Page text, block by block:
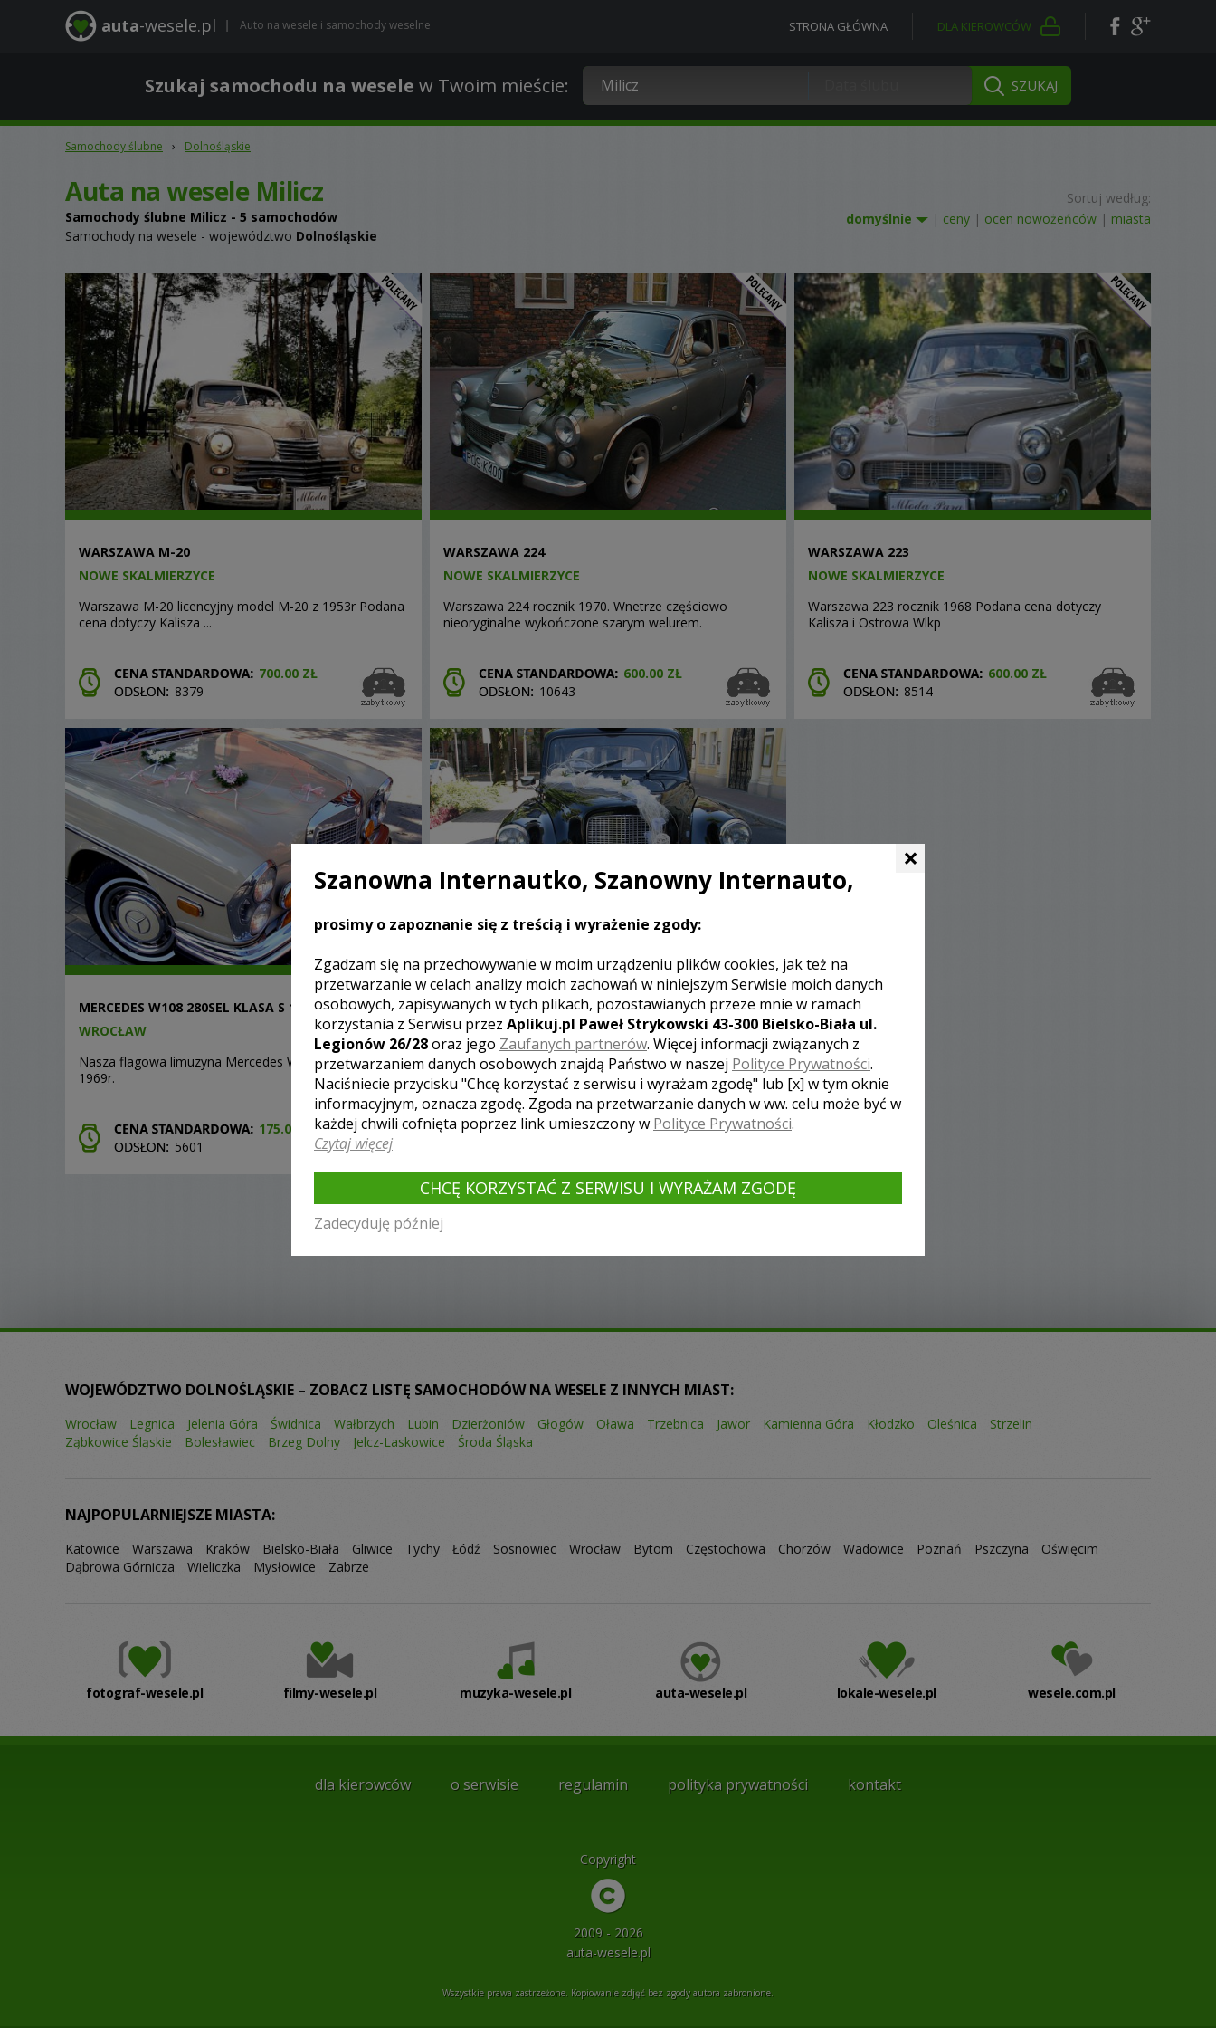
auta-wesele.pl Auto na wesele i samochody weselne STRONA GŁÓWNA DLA KIEROWCÓW
Szukaj samochodu na wesele w Twoim mieście:
Samochody ślubne › Dolnośląskie
Auta na wesele Milicz
Samochody ślubne Milicz - 5 samochodów
Samochody na wesele - województwo Dolnośląskie
Sortuj według:
domyślnie
| ceny | ocen nowożeńców | miasta
WARSZAWA M-20
NOWE SKALMIERZYCE
Warszawa M-20 licencyjny model M-20 z 1953r Podana
cena dotyczy Kalisza ...
700.00 ZŁ
8379
WARSZAWA 224
NOWE SKALMIERZYCE
Warszawa 224 rocznik 1970. Wnetrze częściowo
nieoryginalne wykończone szarym welurem.
600.00 ZŁ
10643
WARSZAWA 223
NOWE SKALMIERZYCE
Warszawa 223 rocznik 1968 Podana cena dotyczy
Kalisza i Ostrowa Wlkp
600.00 ZŁ
8514
MERCEDES W108 280SEL KLASA S 1969
WROCŁAW
Nasza flagowa limuzyna Mercedes W108 280SEL z
1969r.
175.00 ZŁ
5601
LONDON TAXI
RAWICZ
LONDON TAXI- ANGIELSKA TAXI Z 1973R.
800.00 ZŁ
WOJEWÓDZTWO DOLNOŚLĄSKIE – ZOBACZ LISTĘ SAMOCHODÓW NA WESELE Z INNYCH MIAST:
Wrocław Legnica Jelenia Góra Świdnica Wałbrzych Lubin Dzierżoniów Głogów Oława Trzebnica Jawor Kamienna Góra Kłodzko Oleśnica
Strzelin
Ząbkowice Śląskie
Bolesławiec Brzeg Dolny Jelcz-Laskowice Środa Śląska
NAJPOPULARNIEJSZE MIASTA:
Katowice Warszawa Kraków Bielsko-Biała Gliwice Tychy Łódź Sosnowiec Wrocław Bytom Częstochowa Chorzów Wadowice Poznań Pszczyna
Oświęcim
Dąbrowa Górnicza
Wieliczka Mysłowice Zabrze
fotograf-wesele.pl filmy-wesele.pl muzyka-wesele.pl auta-wesele.pl lokale-wesele.pl wesele.com.pl
dla kierowców o serwisie regulamin polityka prywatności kontakt
Copyright
2009 - 2026
auta-wesele.pl
Wszystkie prawa zastrzeżone. Kopiowanie zdjęć bez zgody autora zabronione.
×
Szanowna Internautko, Szanowny Internauto,
prosimy o zapoznanie się z treścią i wyrażenie zgody:
Zgadzam się na przechowywanie w moim urządzeniu plików cookies, jak też na
przetwarzanie w celach analizy moich zachowań w niniejszym Serwisie moich danych
osobowych, zapisywanych w tych plikach, pozostawianych przeze mnie w ramach
korzystania z Serwisu przez Aplikuj.pl Paweł Strykowski 43-300 Bielsko-Biała ul.
Legionów 26/28oraz jego Zaufanych partnerów. Więcej informacji związanych z
przetwarzaniem danych osobowych znajdą Państwo w naszej Polityce Prywatności.
Naciśniecie przycisku "Chcę korzystać z serwisu i wyrażam zgodę" lub [x] w tym oknie
informacyjnym, oznacza zgodę. Zgoda na przetwarzanie danych w ww. celu może być w
każdej chwili cofnięta poprzez link umieszczony w Polityce Prywatności.
Czytaj więcej
CHCĘ KORZYSTAĆ Z SERWISU I WYRAŻAM ZGODĘ
Zadecyduję później